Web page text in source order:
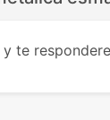
y te